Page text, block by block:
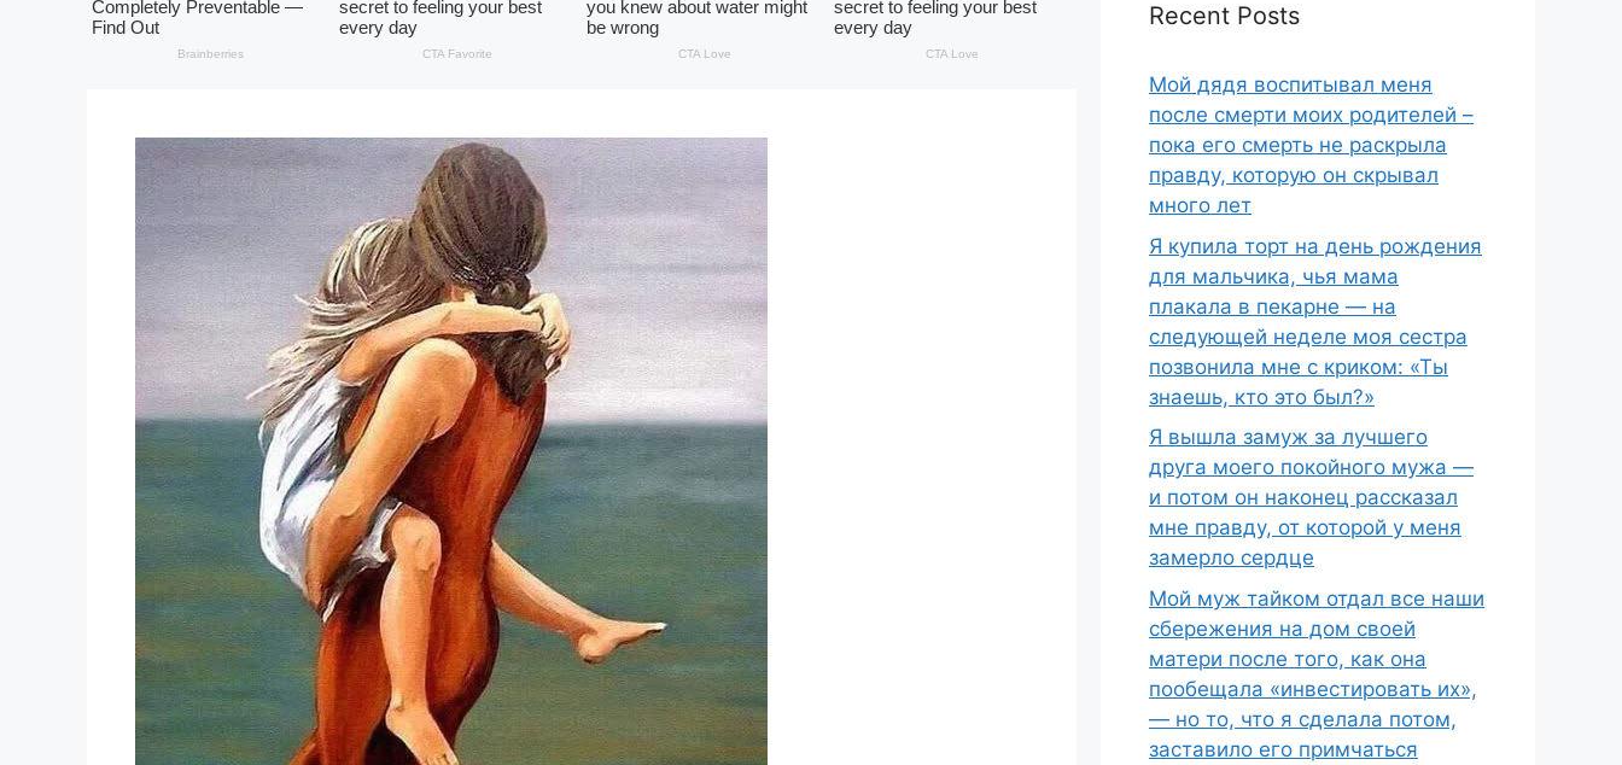
Recent Posts
Мой дядя воспитывал меня
после смерти моих родителей –
пока его смерть не раскрыла
правду, которую он скрывал
много лет
Я купила торт на день рождения
для мальчика, чья мама
плакала в пекарне — на
следующей неделе моя сестра
позвонила мне с криком: «Ты
знаешь, кто это был?»
Я вышла замуж за лучшего
друга моего покойного мужа —
и потом он наконец рассказал
мне правду, от которой у меня
замерло сердце
Мой муж тайком отдал все наши
сбережения на дом своей
матери после того, как она
пообещала «инвестировать их»,
— но то, что я сделала потом,
заставило его примчаться